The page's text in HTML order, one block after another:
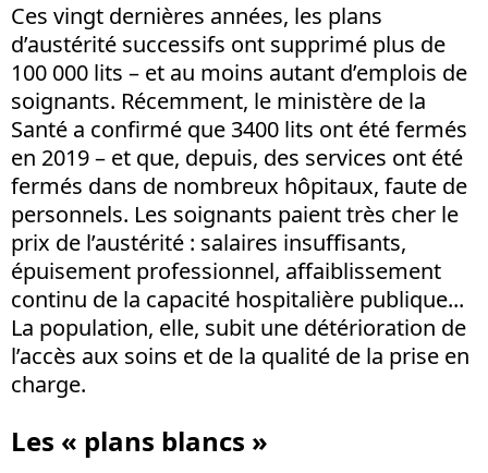
Ces vingt dernières années, les plans
d’austérité successifs ont supprimé plus de
100 000 lits – et au moins autant d’emplois de
soignants. Récemment, le ministère de la
Santé a confirmé que 3400 lits ont été fermés
en 2019 – et que, depuis, des services ont été
fermés dans de nombreux hôpitaux, faute de
personnels. Les soignants paient très cher le
prix de l’austérité : salaires insuffisants,
épuisement professionnel, affaiblissement
continu de la capacité hospitalière publique...
La population, elle, subit une détérioration de
l’accès aux soins et de la qualité de la prise en
charge.
Les « plans blancs »